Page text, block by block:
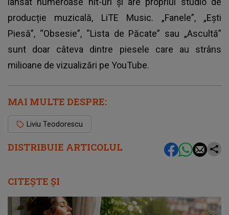
DISTRIBUIE ARTICOLUL
producție muzicală, LiTE Music. „Fanele”, „Ești
Piesă”, “Obsesie”, “Lista de Păcate” sau „Ascultă”
sunt doar câteva dintre piesele care au strâns
milioane de vizualizări pe YouTube.
MAI MULTE DESPRE:
Liviu Teodorescu
CITEȘTE ȘI